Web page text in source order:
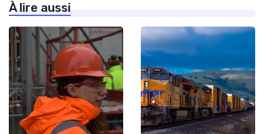
À lire aussi